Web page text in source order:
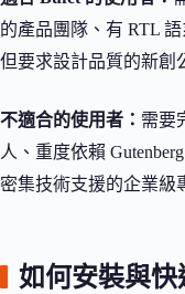
的產品團隊、有 RTL
但要求設計品質的新創
不適合的使用者： 需要
人、重度依賴
密集技術支援的企業級
如何安裝與